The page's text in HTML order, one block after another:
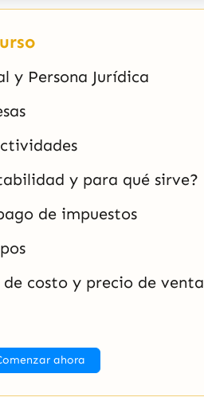
y Persona Jurídica
y para qué sirve?
de impuestos
costo y precio de venta
ahora